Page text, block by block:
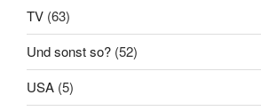
TV (63)
Und sonst so? (52)
USA (5)